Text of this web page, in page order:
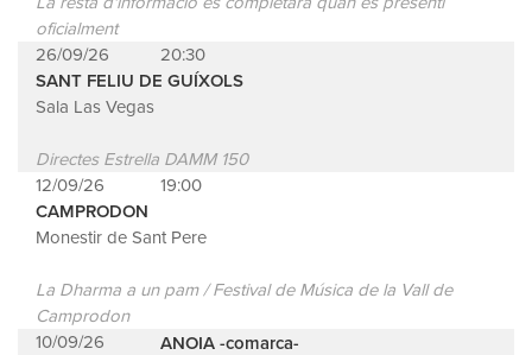
oficialment
26/09/26
20:30
SANT FELIU DE GUÍXOLS
Sala Las Vegas
Directes Estrella DAMM 150
12/09/26
19:00
CAMPRODON
Monestir de Sant Pere
La Dharma a un pam / Festival de Música de la Vall de
Camprodon
10/09/26
ANOIA -comarca-